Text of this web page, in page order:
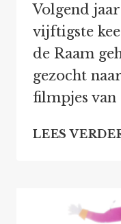
Volgend
vijftigste
de Raam
gezocht
filmpjes van
LEES